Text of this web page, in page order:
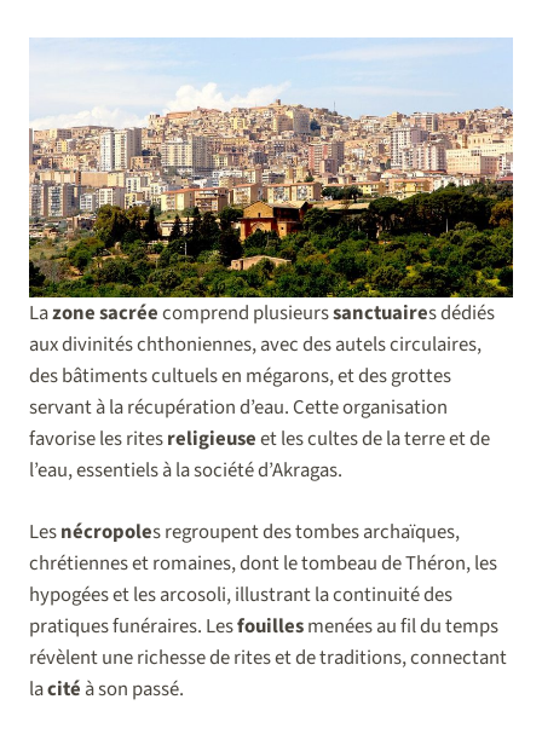
Lazonesacréecomprend plusieurssanctuaires dédiés
aux divinités chthoniennes, avec des autels circulaires,
des bâtiments cultuels en mégarons, et des grottes
servant à la récupération d’eau. Cette organisation
favorise les ritesreligieuseet les cultes de la terre et de
l’eau, essentiels à la société d’Akragas.
Lesnécropoles regroupent des tombes archaïques,
chrétiennes et romaines, dont le tombeau de Théron, les
hypogées et les arcosoli, illustrant la continuité des
pratiques funéraires. Lesfouillesmenées au fil du temps
révèlent une richesse de rites et de traditions, connectant
lacité à son passé.